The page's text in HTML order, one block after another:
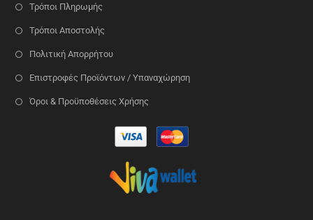
Τρόποι Πληρωμής
Τρόποι Αποστολής
Πολιτική Απορρήτου
Επιστροφές Προϊόντων / Υπαναχώρηση
Όροι & Προϋποθέσεις Χρήσης